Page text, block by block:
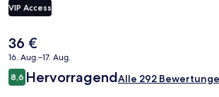
Minuten (Station Minowa) bzw. 9 Minuten
VIP Access
Der
aktuelle
Preis
beträgt
36 €
16. Aug.–17. Aug.
Bewertungen
8,68,6 von 10.
HervorragendAlle 292